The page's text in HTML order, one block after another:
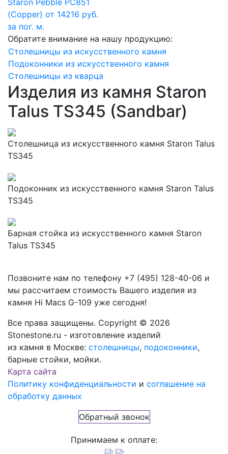
Staron Pebble PC851
(Copper) от 14216 руб.
за пог. м.
Обратите внимание на нашу продукцию:
Столешницы из искусственного камня
Подоконники из искусственного камня
Столешницы из кварца
Изделия из камня Staron
Talus TS345 (Sandbar)
Столешница из искусственного камня Staron Talus
TS345
Подоконник из искусственного камня Staron Talus
TS345
Барная стойка из искусственного камня Staron
Talus TS345
Позвоните нам по телефону +7 (495) 128-40-06 и
мы рассчитаем стоимость Вашего изделия из
камня Hi Macs G-109 уже сегодня!
Все права защищены. Copyright © 2026
Stonestone.ru - изготовление изделий
из камня в Москве: столешницы, подоконники,
барные стойки, мойки.
Карта сайта
Политику конфиденциальности и соглашение на
обработку данных
Обратный звонок
Принимаем к оплате: